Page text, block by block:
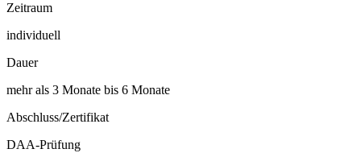
Zeitraum
individuell
Dauer
mehr als 3 Monate bis 6 Monate
Abschluss/Zertifikat
DAA-Prüfung